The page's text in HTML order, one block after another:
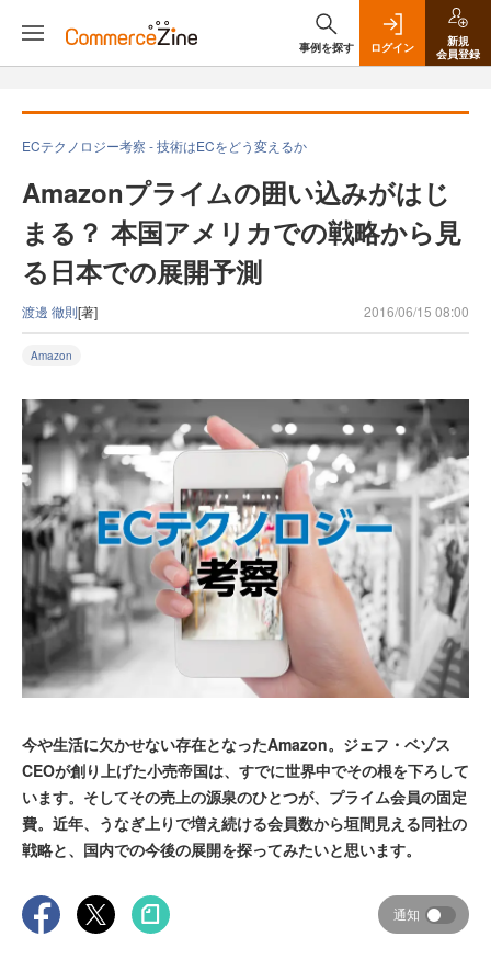
事例を探す ログイン
新規
会員登録
ECテクノロジー考察 - 技術はECをどう変えるか
Amazonプライムの囲い込みがはじ
まる？ 本国アメリカでの戦略から見
る日本での展開予測
渡邊 徹則[著] 2016/06/15 08:00
Amazon
今や生活に欠かせない存在となったAmazon。ジェフ・ベゾス
CEOが創り上げた小売帝国は、すでに世界中でその根を下ろして
います。そしてその売上の源泉のひとつが、プライム会員の固定
費。近年、うなぎ上りで増え続ける会員数から垣間見える同社の
戦略と、国内での今後の展開を探ってみたいと思います。
通知